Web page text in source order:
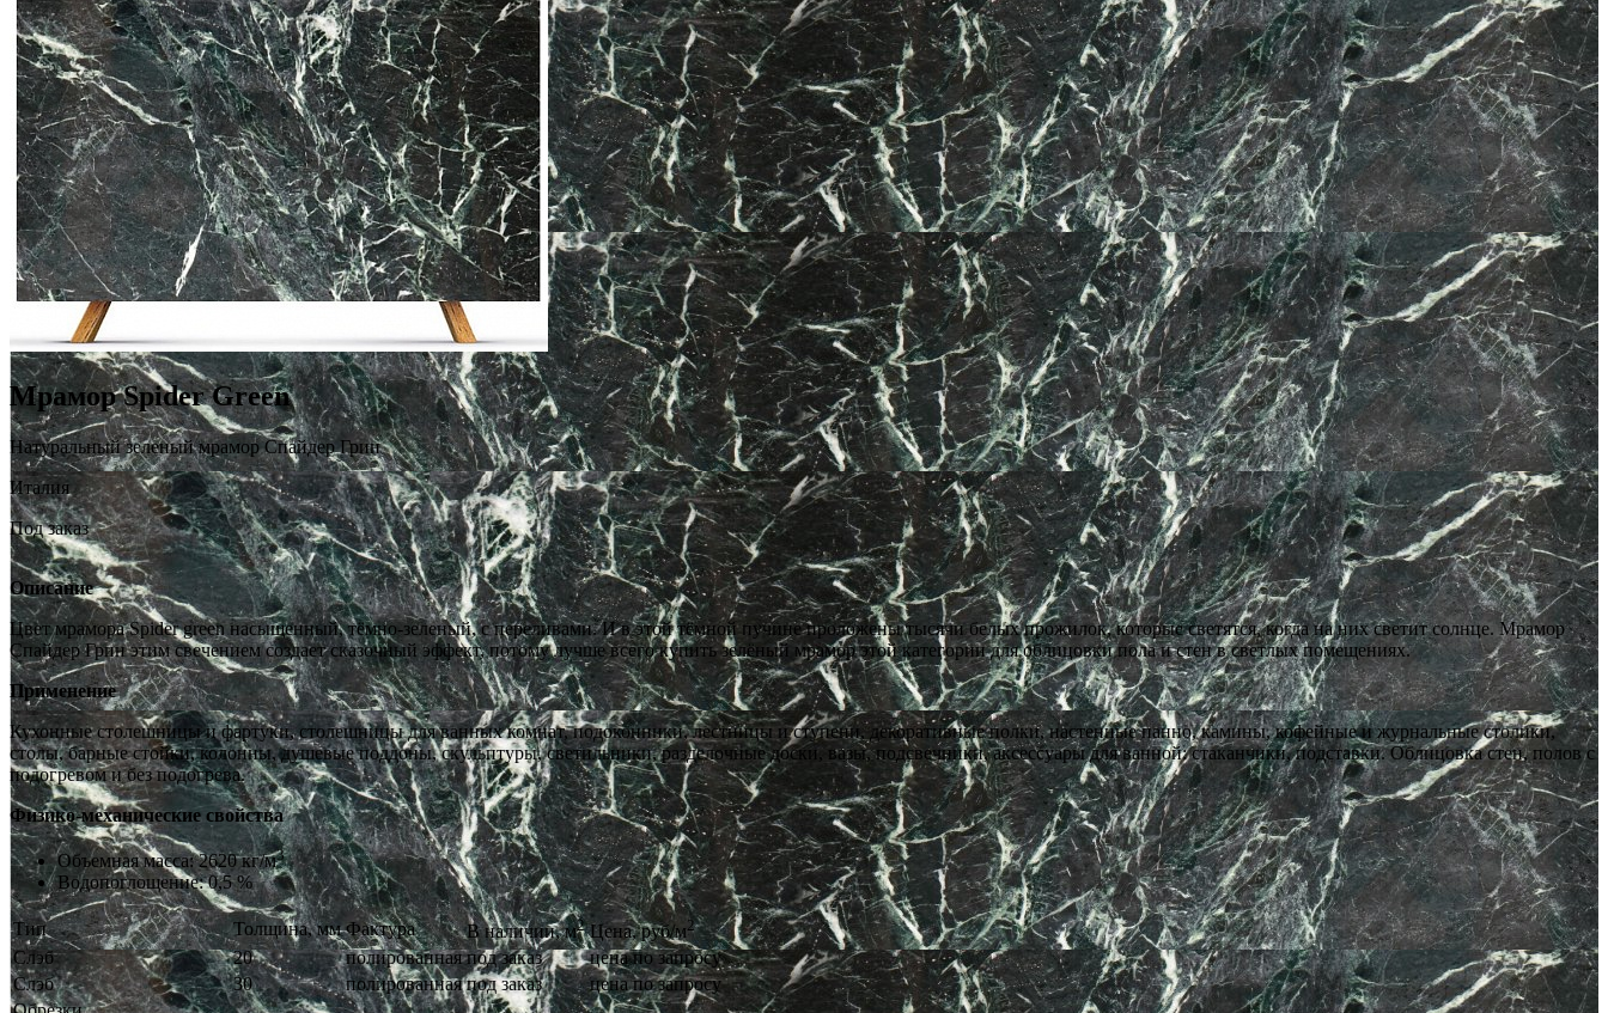
Мрамор Spider Green
Натуральный зеленый мрамор Спайдер Грин
Италия
Под заказ
Описание
Цвет мрамора Spider green насыщенный, тёмно-зеленый, с переливами. И в этой тёмной пучине проложены тысячи белых прожилок, которые светятся, когда на них светит солнце. Мрамор
Спайдер Грин этим свечением создает сказочный эффект, потому лучше всего купить зелёный мрамор этой категории для облицовки пола и стен в светлых помещениях.
Применение
Кухонные столешницы и фартуки, столешницы для ванных комнат, подоконники, лестницы и ступени, декоративные полки, настенные панно, камины, кофейные и журнальные столики,
столы, барные стойки, колонны, душевые поддоны, скульптуры, светильники, разделочные доски, вазы, подсвечники, аксессуары для ванной: стаканчики, подставки. Облицовка стен, полов с
подогревом и без подогрева.
Физико-механические свойства
Объемная масса: 2620 кг/м3
Водопоглощение: 0,5 %
Тип Толщина, мм Фактура В наличии, м2 Цена, руб/м2
Слэб 20 полированная под заказ
цена по запросу
Слэб
30 полированная под заказ
цена по запросу